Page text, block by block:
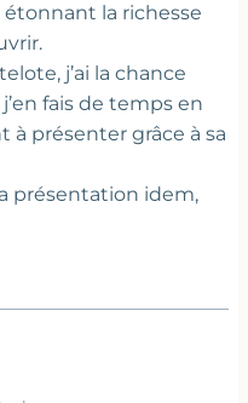
étonnant la richesse
j’ai la chance
fais de temps en
à présenter grâce à sa
présentation idem,